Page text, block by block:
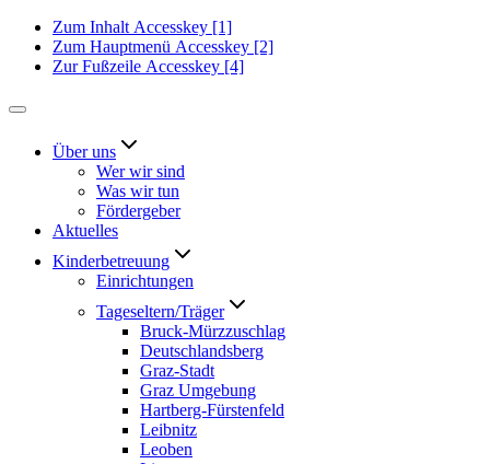
Zum Inhalt Accesskey [1]
Zum Hauptmenü Accesskey [2]
Zur Fußzeile Accesskey [4]
Über uns
Wer wir sind
Was wir tun
Fördergeber
Aktuelles
Kinderbetreuung
Einrichtungen
Tageseltern/Träger
Bruck-Mürzzuschlag
Deutschlandsberg
Graz-Stadt
Graz Umgebung
Hartberg-Fürstenfeld
Leibnitz
Leoben